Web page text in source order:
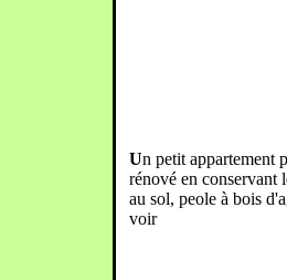
Un petit appartement
rénové en conservant
au sol, peole à bois
voir